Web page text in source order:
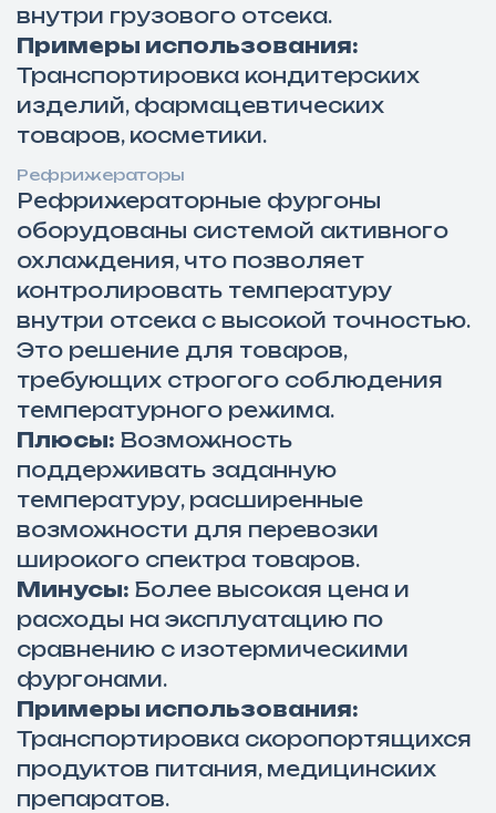
внутри грузового отсека.
Примеры использования:
Транспортировка кондитерских
изделий, фармацевтических
товаров, косметики.
Рефрижераторы
Рефрижераторные фургоны
оборудованы системой активного
охлаждения, что позволяет
контролировать температуру
внутри отсека с высокой точностью.
Это решение для товаров,
требующих строгого соблюдения
температурного режима.
Плюсы: Возможность
поддерживать заданную
температуру, расширенные
возможности для перевозки
широкого спектра товаров.
Минусы: Более высокая цена и
расходы на эксплуатацию по
сравнению с изотермическими
фургонами.
Примеры использования:
Транспортировка скоропортящихся
продуктов питания, медицинских
препаратов.